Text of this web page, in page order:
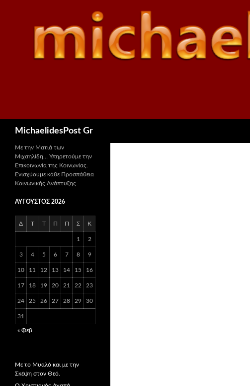
MichaelidesPost Gr
Με την Ματιά των
Μιχαηλίδη… Υπηρετούμε την
Επικοινωνία της Κοινωνίας.
Ενισχύουμε κάθε Προσπάθεια
Κοινωνικής Ανάπτυξης
ΑΎΓΟΥΣΤΟΣ 2026
Δ Τ Τ Π Π Σ Κ
1 2
3 4 5 6 7 8 9
10 11 12 13 14 15 16
17 18 19 20 21 22 23
24 25 26 27 28 29 30
31
« Φεβ
Με το Μυαλό και με την
Σκέψη στον Θεό.